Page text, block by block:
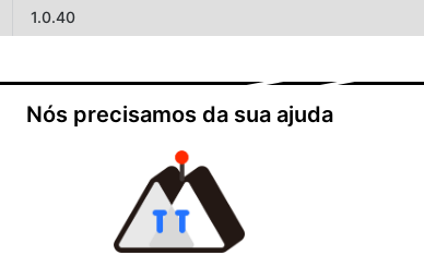
1.0.40
Soft Weapons
Nós precisamos da sua ajuda